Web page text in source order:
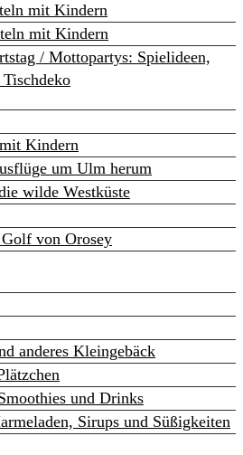
mit Kindern
mit Kindern
/ Mottopartys: Spielideen,
Kindern
um Ulm herum
wilde Westküste
von Orosey
anderes Kleingebäck
und Drinks
Sirups und Süßigkeiten